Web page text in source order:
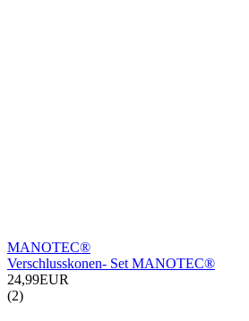
MANOTEC®
Verschlusskonen- Set MANOTEC®
24,99EUR
(2)